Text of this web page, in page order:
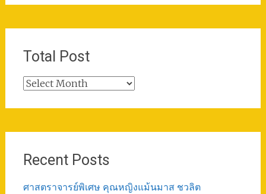
Total Post
Total
Recent Posts
ศาสตราจารย์พิเศษ คุณหญิงแม้นมาส ชวลิต